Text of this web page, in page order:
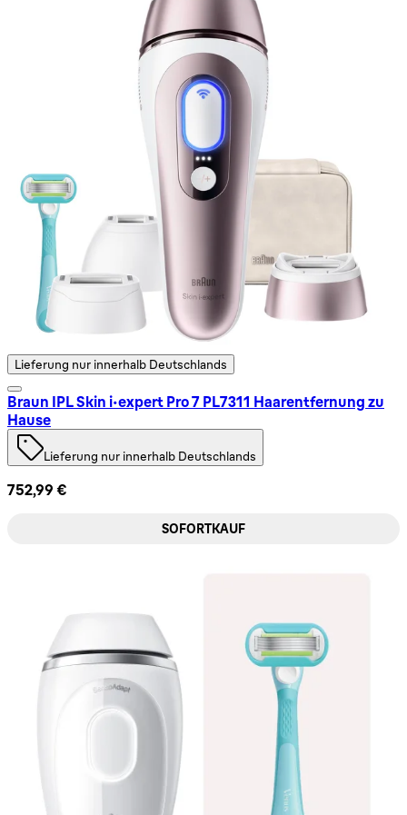
Lieferung nur innerhalb Deutschlands
Braun IPL Skin i·expert Pro 7 PL7311 Haarentfernung zu
Hause
Lieferung nur innerhalb Deutschlands
752,99 €
SOFORTKAUF